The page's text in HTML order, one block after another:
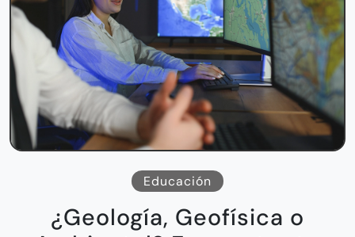
Educación
¿Geología, Geofísica o